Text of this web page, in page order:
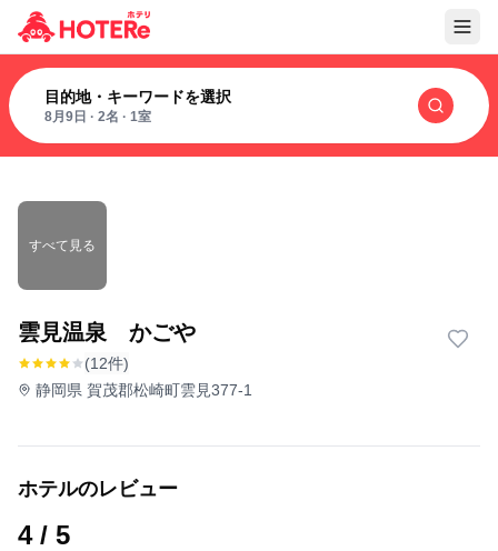
目的地・キーワードを選択
8月9日 · 2名 · 1室
すべて見る
雲見温泉 かごや
(12件)
静岡県 賀茂郡松崎町雲見377-1
ホテルのレビュー
4/ 5